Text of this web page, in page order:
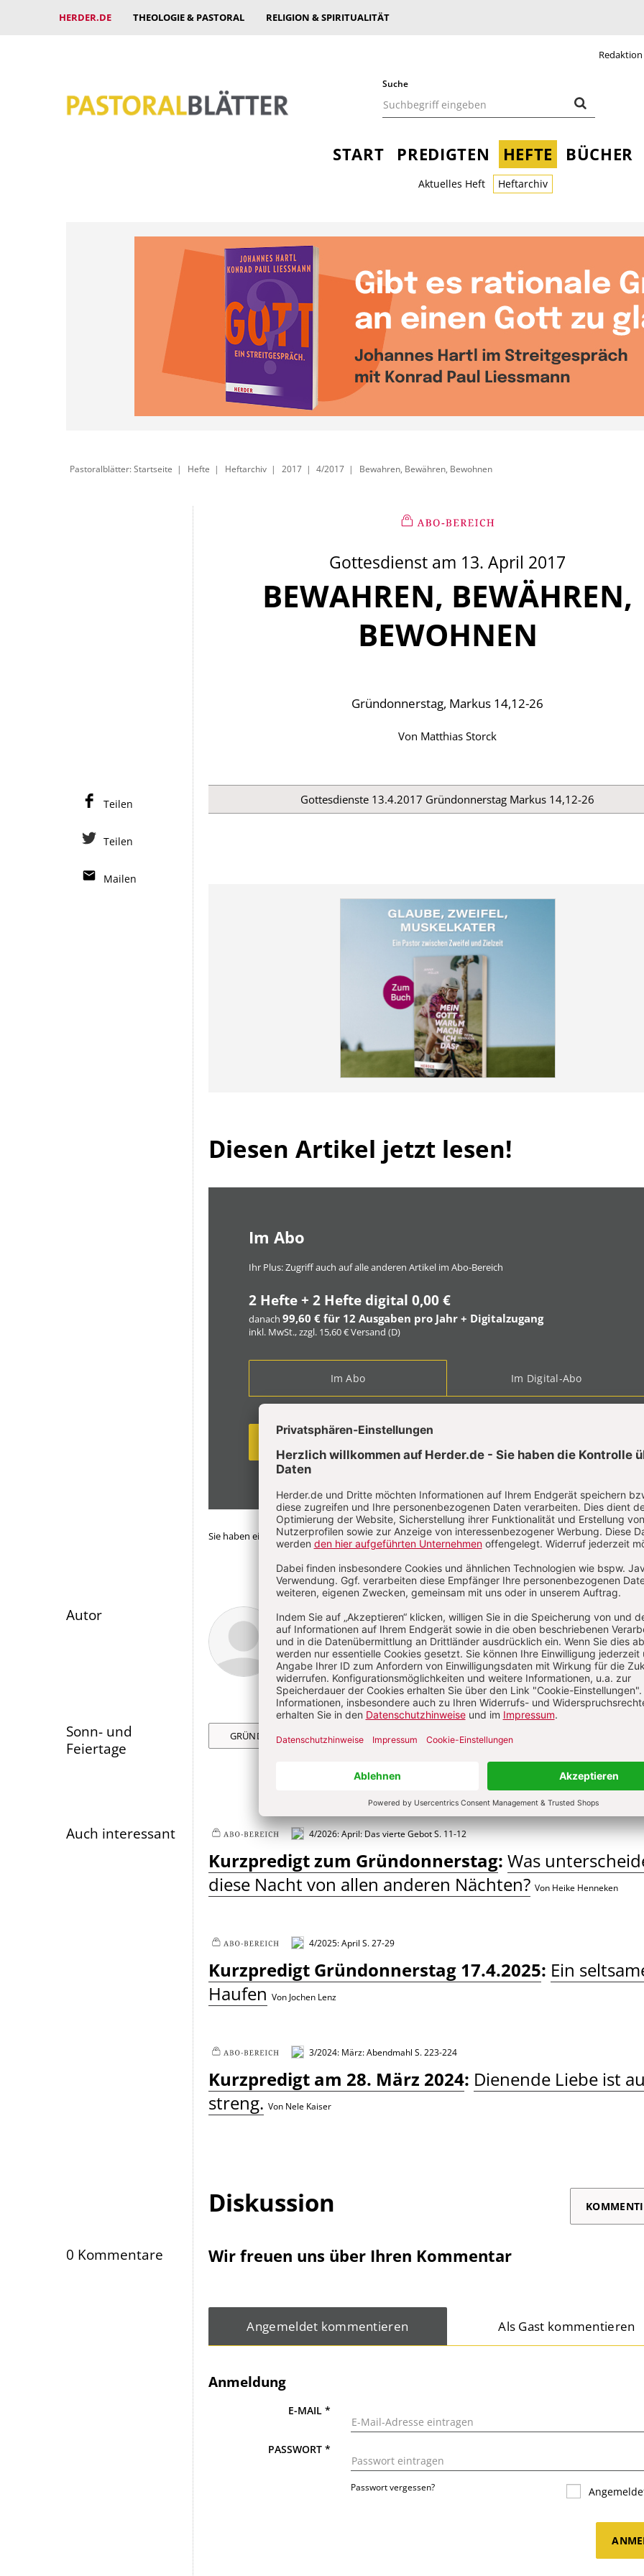
HERDER.DE THEOLOGIE & PASTORAL RELIGION & SPIRITUALITÄT
Redaktion
Suche
START PREDIGTEN HEFTE BÜCHER
Aktuelles Heft Heftarchiv
Pastoralblätter: Startseite Hefte Heftarchiv 2017 4/2017 Bewahren, Bewähren, Bewohnen
Gottesdienst am 13. April 2017
:
BEWAHREN, BEWÄHREN,
BEWOHNEN
Gründonnerstag, Markus 14,12-26
Von Matthias Storck
Gottesdienste 13.4.2017 Gründonnerstag Markus 14,12-26
Diesen Artikel jetzt lesen!
Im Abo
Ihr Plus: Zugriff auch auf alle anderen Artikel im Abo-Bereich
2 Hefte + 2 Hefte digital 0,00 €
danach 99,60 € für 12 Ausgaben pro Jahr + Digitalzugang
inkl. MwSt., zzgl. 15,60 € Versand (D)
Im Abo Im Digital-Abo
Sie haben ein Abonnement?Anmelden
Teilen
Teilen
Mailen
Überschrift
Autor Matthias Storck
Sonn- und
Feiertage
GRÜNDONNERSTAG
Auch interessant 4/2026: April: Das vierte GebotS. 11-12
Kurzpredigt zum Gründonnerstag: Was
diese Nacht von allen anderen Nächten? Von Heike Henneken
4/2025: April S. 27-29
Kurzpredigt Gründonnerstag 17.4.2025: Ein
Haufen Von Jochen Lenz
3/2024: März: Abendmahl S. 223-224
Kurzpredigt am 28. März 2024: Dienende Liebe ist
streng. Von Nele Kaiser
Diskussion
0 Kommentare Wir freuen uns über Ihren Kommentar
Angemeldet kommentieren Als Gast kommentieren
Anmeldung
E-MAIL*
PASSWORT*
Passwort vergessen?